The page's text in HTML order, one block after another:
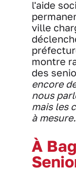
l'aide
ville
montre
des
encore
nous
mais les
à
À